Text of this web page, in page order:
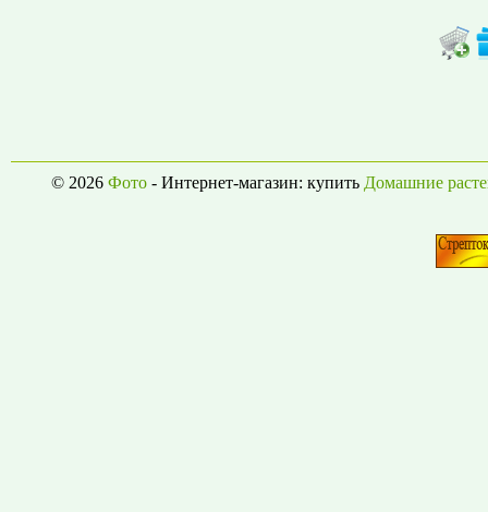
© 2026 Фото- Интернет-магазин: купить Домашние